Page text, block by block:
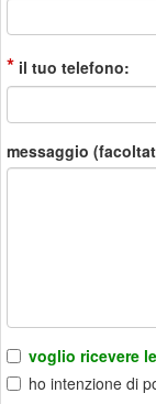
* il tuo telefono:
messaggio
voglio ricevere
ho intenzione di